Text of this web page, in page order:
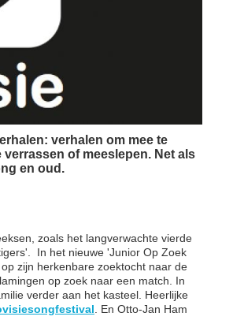
verhalen om mee te
of meeslepen. Net als
en oud.
zoals het langverwachte vierde
In het nieuwe 'Junior Op Zoek
zijn herkenbare zoektocht naar de
op zoek naar een match. In
verder aan het kasteel. Heerlijke
. En Otto-Jan Ham